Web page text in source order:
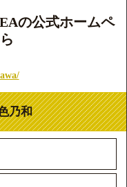
の公式ホームペ
乃和